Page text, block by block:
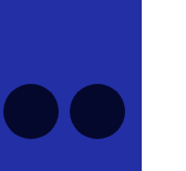
cette série